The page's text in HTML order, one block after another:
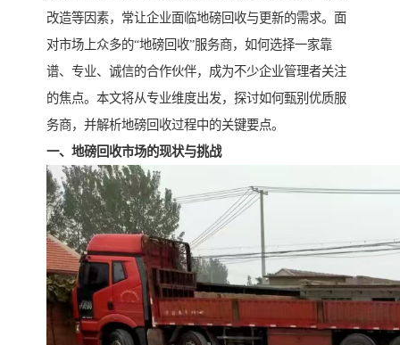
改造等因素，常让企业面临地磅回收与更新的需求。面
对市场上众多的“地磅回收”服务商，如何选择一家靠
谱、专业、诚信的合作伙伴，成为不少企业管理者关注
的焦点。本文将从专业维度出发，探讨如何甄别优质服
务商，并解析地磅回收过程中的关键要点。
一、地磅回收市场的现状与挑战